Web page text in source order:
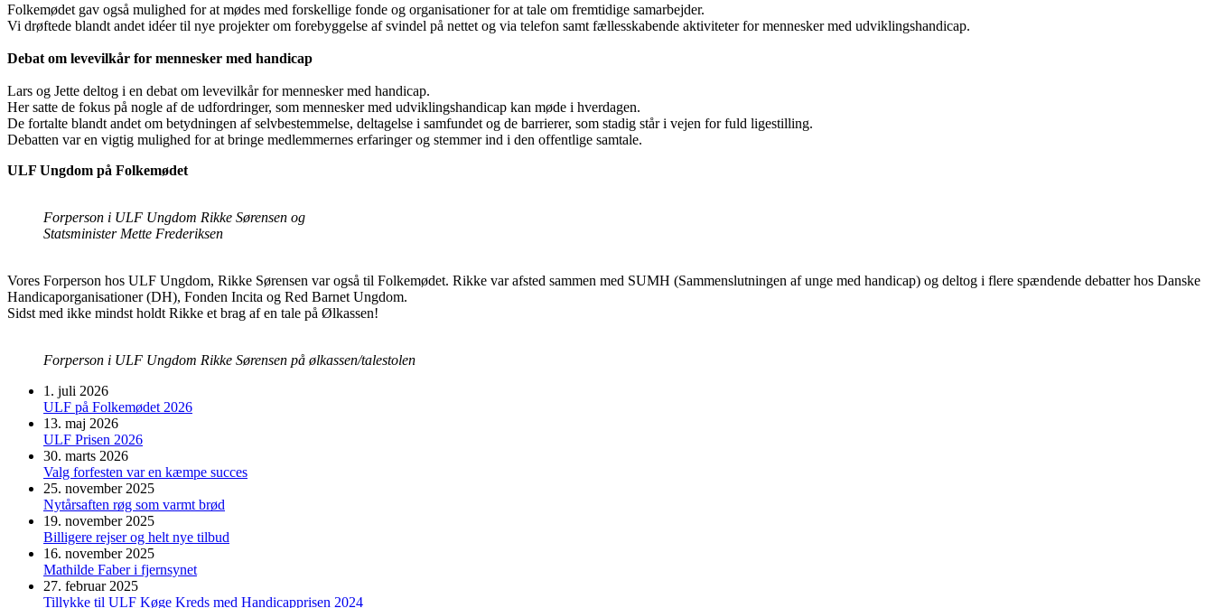
Folkemødet gav også mulighed for at mødes med forskellige fonde og organisationer for at tale om fremtidige samarbejder.
Vi drøftede blandt andet idéer til nye projekter om forebyggelse af svindel på nettet og via telefon samt fællesskabende aktiviteter for mennesker med udviklingshandicap.
Debat om levevilkår for mennesker med handicap
Lars og Jette deltog i en debat om levevilkår for mennesker med handicap.
Her satte de fokus på nogle af de udfordringer, som mennesker med udviklingshandicap kan møde i hverdagen.
De fortalte blandt andet om betydningen af selvbestemmelse, deltagelse i samfundet og de barrierer, som stadig står i vejen for fuld ligestilling.
Debatten var en vigtig mulighed for at bringe medlemmernes erfaringer og stemmer ind i den offentlige samtale.
ULF Ungdom på Folkemødet
Forperson i ULF Ungdom Rikke Sørensen og
Statsminister Mette Frederiksen
Vores Forperson hos ULF Ungdom, Rikke Sørensen var også til Folkemødet. Rikke var afsted sammen med SUMH (Sammenslutningen af unge med handicap) og deltog i flere spændende debatter hos Danske
Handicaporganisationer (DH), Fonden Incita og Red Barnet Ungdom.
Sidst med ikke mindst holdt Rikke et brag af en tale på Ølkassen!
Forperson i ULF Ungdom Rikke Sørensen på ølkassen/talestolen
1. juli 2026
ULF på Folkemødet 2026
13. maj 2026
ULF Prisen 2026
30. marts 2026
Valg forfesten var en kæmpe succes
25. november 2025
Nytårsaften røg som varmt brød
19. november 2025
Billigere rejser og helt nye tilbud
16. november 2025
Mathilde Faber i fjernsynet
27. februar 2025
Tillykke til ULF Køge Kreds med Handicapprisen 2024